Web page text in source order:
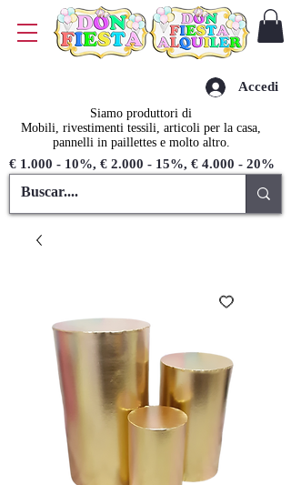
Siamo produttori di
Mobili, rivestimenti tessili, articoli per la casa,
pannelli in paillettes e molto altro.
€ 1.000 - 10%, € 2.000 - 15%, € 4.000 - 20%
Accedi